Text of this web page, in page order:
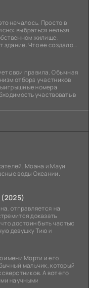
началось. Просто в
выбраться нельзя.
жилище.
здание. Что ее создало
свои правила. Обычная
отбора участников
номера
участвовать в
Моана и Мауи
воды Океании.
отправляется на
доказать
достоин быть частью
девушку Тию и
имени Морти и его
мальчик, который
А вот его
научными